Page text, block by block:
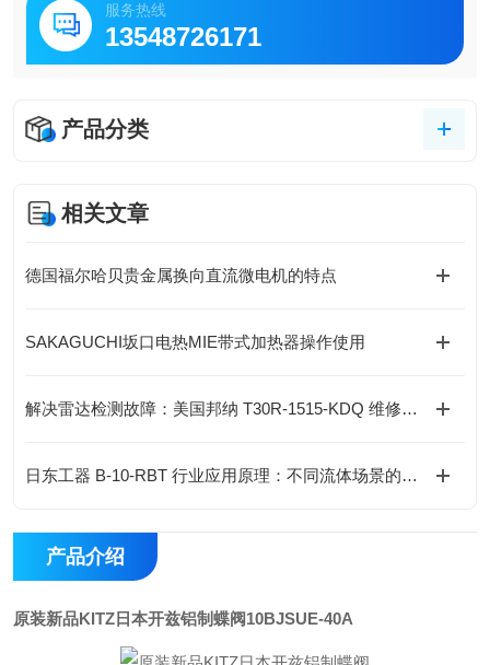
服务热线
13548726171
产品分类
相关文章
德国福尔哈贝贵金属换向直流微电机的特点
SAKAGUCHI坂口电热MIE带式加热器操作使用
解决雷达检测故障：美国邦纳 T30R-1515-KDQ 维修保养技巧与部件更换规范
日东工器 B-10-RBT 行业应用原理：不同流体场景的适配机制
产品介绍
原装新品KITZ日本开兹铝制蝶阀10BJSUE-40A